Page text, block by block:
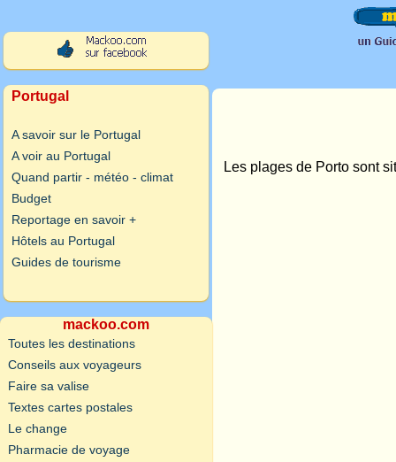
Les plages de Porto sont
Portugal
A savoir sur le Portugal
A voir au Portugal
Quand partir - météo - climat
Budget
Reportage en savoir +
Hôtels au Portugal
Guides de tourisme
mackoo.com
Toutes les destinations
Conseils aux voyageurs
Faire sa valise
Textes cartes postales
Le change
Pharmacie de voyage